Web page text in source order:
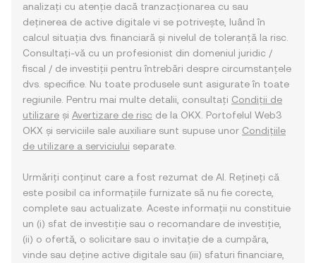
analizați cu atenție dacă tranzacționarea cu sau
deținerea de active digitale vi se potrivește, luând în
calcul situația dvs. financiară și nivelul de toleranță la risc.
Consultați-vă cu un profesionist din domeniul juridic /
fiscal / de investiții pentru întrebări despre circumstanțele
dvs. specifice. Nu toate produsele sunt asigurate în toate
regiunile. Pentru mai multe detalii, consultați Condiții de
utilizare și Avertizare de risc de la OKX. Portofelul Web3
OKX și serviciile sale auxiliare sunt supuse unor Condițiile
de utilizare a serviciului separate.
Urmăriți conținut care a fost rezumat de AI. Rețineți că
este posibil ca informațiile furnizate să nu fie corecte,
complete sau actualizate. Aceste informații nu constituie
un (i) sfat de investiție sau o recomandare de investiție,
(ii) o ofertă, o solicitare sau o invitație de a cumpăra,
vinde sau deține active digitale sau (iii) sfaturi financiare,